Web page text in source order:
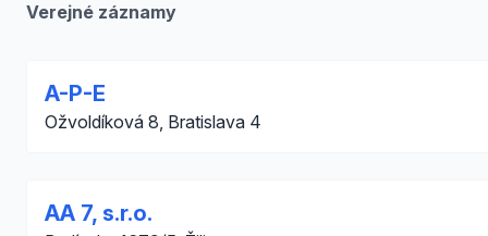
Verejné záznamy
A-P-E
Ožvoldíková 8, Bratislava 4
AA 7, s.r.o.